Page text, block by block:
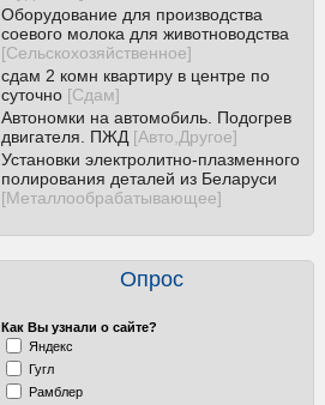
Оборудование для производства
соевого молока для животноводства
[Сельскохозяйственное]
сдам 2 комн квартиру в центре по
суточно [Сдам]
Автономки на автомобиль. Подогрев
двигателя. ПЖД [Авто,Другое]
Установки электролитно-плазменного
полирования деталей из Беларуси
[Металлообрабатывающее]
Опрос
Как Вы узнали о сайте?
Яндекс
Гугл
Рамблер